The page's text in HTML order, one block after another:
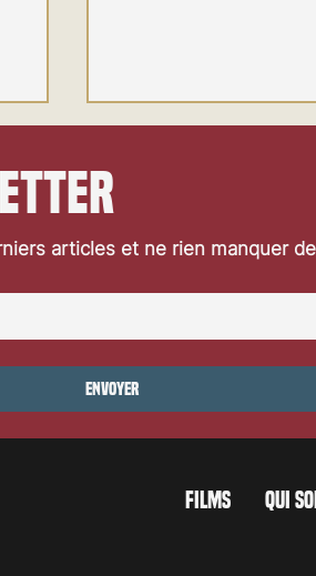
articles et ne rien manquer
Envoyer
FILMS QUI